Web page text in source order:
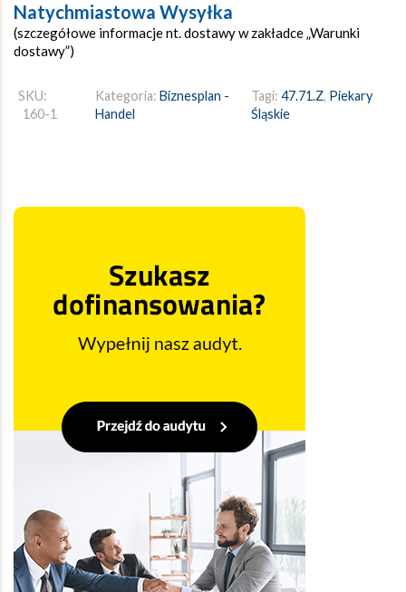
Natychmiastowa Wysyłka
(szczegółowe informacje nt. dostawy w zakładce „Warunki
dostawy”)
SKU:
160-1
Kategoria: Biznesplan -
Handel
Tagi:47.71.Z, Piekary
Śląskie